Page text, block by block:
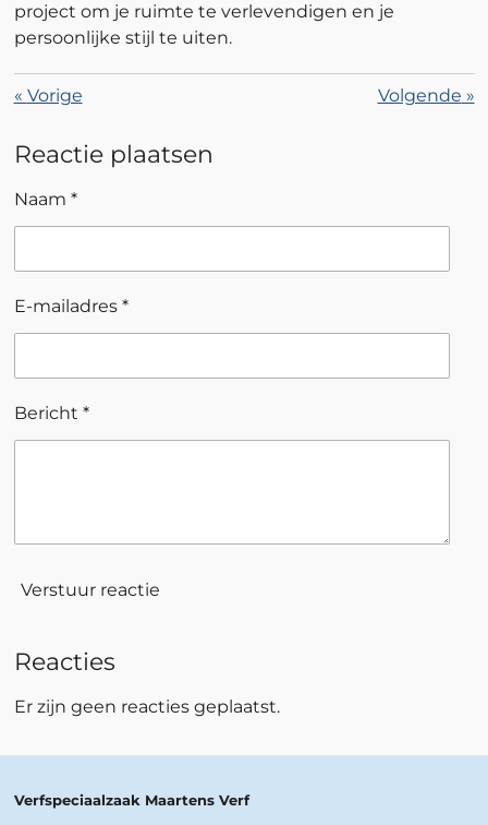
project om je ruimte te verlevendigen en je
persoonlijke stijl te uiten.
« Vorige Volgende »
Reactie plaatsen
Naam *
E-mailadres *
Bericht *
Verstuur reactie
Reacties
Er zijn geen reacties geplaatst.
Verfspeciaalzaak Maartens Verf